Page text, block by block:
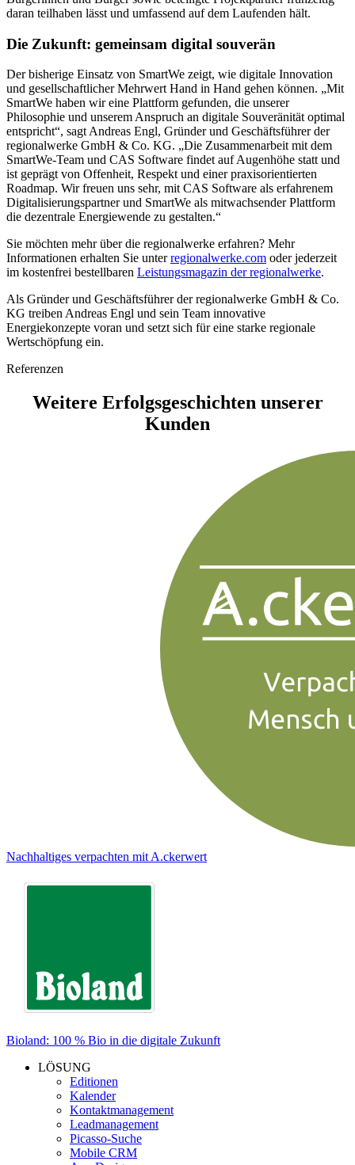
daran teilhaben lässt und umfassend auf dem Laufenden hält.
Die Zukunft: gemeinsam digital souverän
Der bisherige Einsatz von SmartWe zeigt, wie digitale Innovation
und gesellschaftlicher Mehrwert Hand in Hand gehen können. „Mit
SmartWe haben wir eine Plattform gefunden, die unserer
Philosophie und unserem Anspruch an digitale Souveränität optimal
entspricht“, sagt Andreas Engl, Gründer und Geschäftsführer der
regionalwerke GmbH & Co. KG. „Die Zusammenarbeit mit dem
SmartWe-Team und CAS Software findet auf Augenhöhe statt und
ist geprägt von Offenheit, Respekt und einer praxisorientierten
Roadmap. Wir freuen uns sehr, mit CAS Software als erfahrenem
Digitalisierungspartner und SmartWe als mitwachsender Plattform
die dezentrale Energiewende zu gestalten.“
Sie möchten mehr über die regionalwerke erfahren? Mehr
Informationen erhalten Sie unterregionalwerke.com oder jederzeit
im kostenfrei bestellbaren Leistungsmagazin der regionalwerke.
Als Gründer und Geschäftsführer der regionalwerke GmbH & Co.
KG treiben Andreas Engl und sein Team innovative
Energiekonzepte voran und setzt sich für eine starke regionale
Wertschöpfung ein.
Referenzen
Weitere Erfolgsgeschichten unserer
Kunden
Nachhaltiges verpachten mit A.ckerwert
Bioland: 100 % Bio in die digitale Zukunft
LÖSUNG
Editionen
Kalender
Kontaktmanagement
Leadmanagement
Picasso-Suche
Mobile CRM